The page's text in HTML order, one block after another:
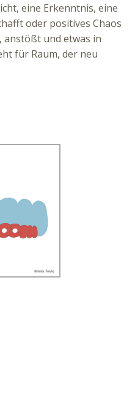
eine Erkenntnis, eine
oder positives Chaos
und etwas in
für Raum, der neu